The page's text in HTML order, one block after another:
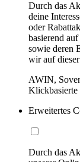
Durch das
deine
oder
basierend
sowie deren
wir auf
AWIN,
Klickbasierte
Erweitertes
Durch das